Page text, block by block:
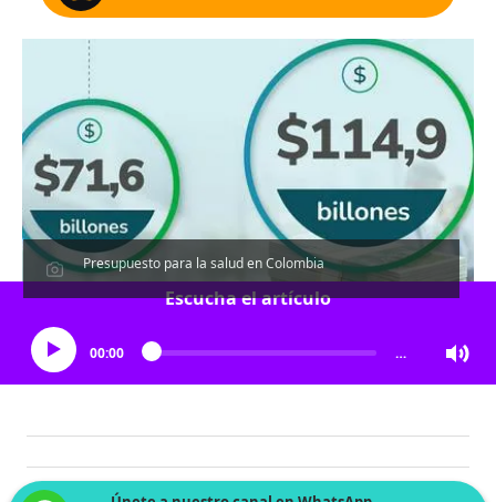
Presupuesto para la salud en Colombia
Escucha el artículo
00:00 …